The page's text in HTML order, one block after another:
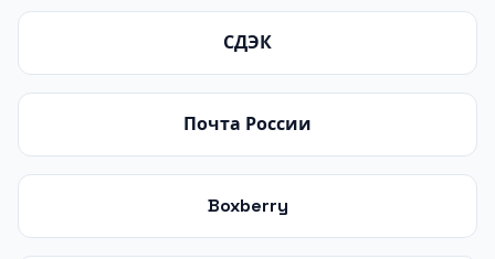
СДЭК
Почта России
Boxberry